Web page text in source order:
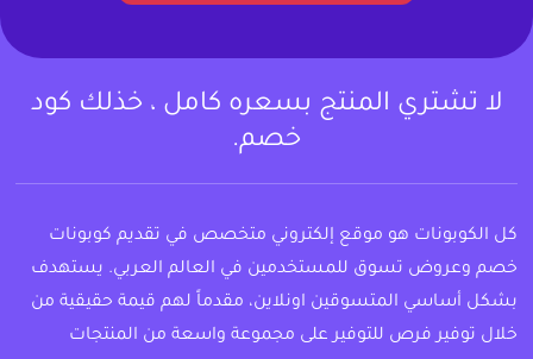
لا تشتري المنتج بسعره كامل ، خذلك كود
خصم.
كل الكوبونات هو موقع إلكتروني متخصص في تقديم كوبونات
خصم وعروض تسوق للمستخدمين في العالم العربي. يستهدف
بشكل أساسي المتسوقين اونلاين، مقدماً لهم قيمة حقيقية من
خلال توفير فرص للتوفير على مجموعة واسعة من المنتجات